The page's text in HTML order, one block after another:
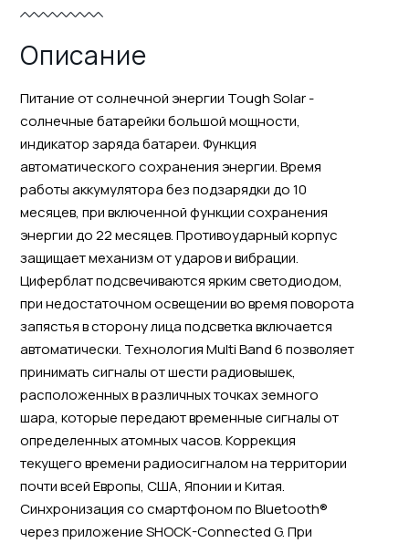
Описание
Питание от солнечной энергии Tough Solar -
солнечные батарейки большой мощности,
индикатор заряда батареи. Функция
автоматического сохранения энергии. Время
работы аккумулятора без подзарядки до 10
месяцев, при включенной функции сохранения
энергии до 22 месяцев. Противоударный корпус
защищает механизм от ударов и вибрации.
Циферблат подсвечиваются ярким светодиодом,
при недостаточном освещении во время поворота
запястья в сторону лица подсветка включается
автоматически. Технология Multi Band 6 позволяет
принимать сигналы от шести радиовышек,
расположенных в различных точках земного
шара, которые передают временные сигналы от
определенных атомных часов. Коррекция
текущего времени радиосигналом на территории
почти всей Европы, США, Японии и Китая.
Синхронизация со смартфоном по Bluetooth®
через приложение SHOCK-Connected G. При